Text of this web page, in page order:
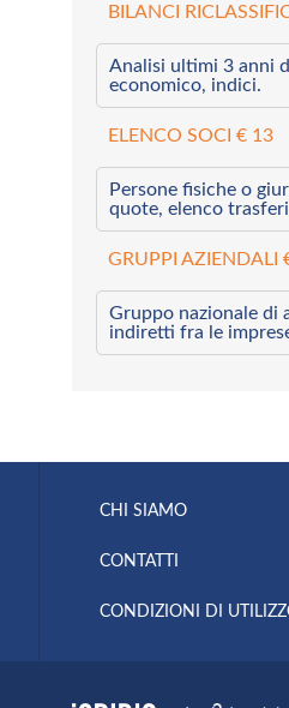
BILANCI
Analisi ultimi 3 anni
economico, indici.
ELENCO SOCI € 13
Persone fisiche o
quote, elenco
GRUPPI AZIENDALI
Gruppo nazionale di
indiretti fra le
CHI SIAMO
CONTATTI
CONDIZIONI DI